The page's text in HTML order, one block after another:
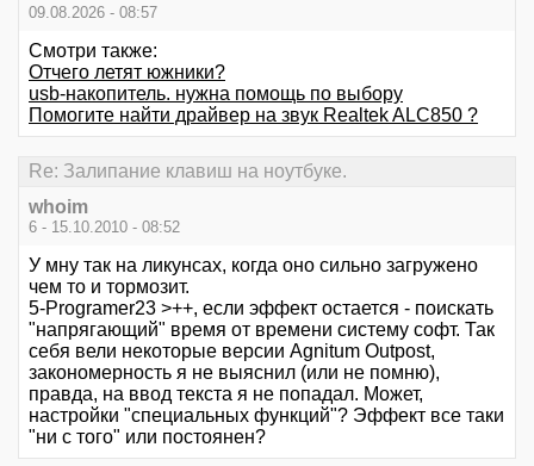
09.08.2026 - 08:57
Смотри также:
Отчего летят южники?
usb-накопитель. нужна помощь по выбору
Помогите найти драйвер на звук Realtek ALC850 ?
Re: Залипание клавиш на ноутбуке.
whoim
6 - 15.10.2010 - 08:52
У мну так на ликунсах, когда оно сильно загружено
чем то и тормозит.
5-Programer23 >++, если эффект остается - поискать
"напрягающий" время от времени систему софт. Так
себя вели некоторые версии Agnitum Outpost,
закономерность я не выяснил (или не помню),
правда, на ввод текста я не попадал. Может,
настройки "специальных функций"? Эффект все таки
"ни с того" или постоянен?